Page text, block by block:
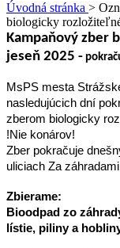
Úvodná stránka >
biologicky
Kampaňový zber
jeseň 2025 -
MsPS mesta
nasledujúcich dní
zberom biologicky
!Nie konárov!
Zber pokračuje
uliciach Za
Zbierame:
Bioodpad zo
lístie, piliny a